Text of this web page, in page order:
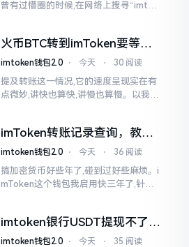
曾有过懵圈的时候,在网络上搜寻“imtok
火币BTC转到imToken要等多
久？过来人说说真实情况
imtoken钱包2.0 ⋅ 今天 ⋅ 30 阅读
提及转账这一情况,它的速度呈现实在有
点微妙,讲快也算快,讲慢也算慢。以我从
账。可是
imToken转账记录查询，教你
正确查看方法
imtoken钱包2.0 ⋅ 今天 ⋅ 36 阅读
搞加密货币好些年了,碰到过好些麻烦。i
mToken这个钱包我启用快三年了,针对
我也疑惑过一阵子
imtoken银行USDT提现不了？
这几个法子能帮你搞定
imtoken钱包2.0 ⋅ 今天 ⋅ 35 阅读